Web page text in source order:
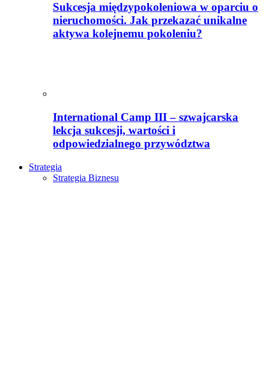
Sukcesja międzypokoleniowa w oparciu o
nieruchomości. Jak przekazać unikalne
aktywa kolejnemu pokoleniu?
International Camp III – szwajcarska
lekcja sukcesji, wartości i
odpowiedzialnego przywództwa
Strategia
Strategia Biznesu